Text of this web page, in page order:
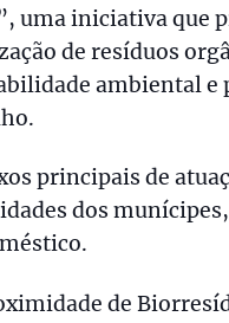
uma iniciativa que
de resíduos
ambiental e
principais de
dos
de